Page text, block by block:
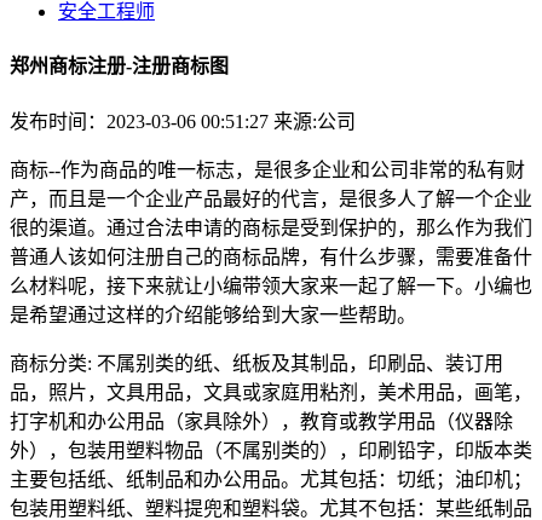
安全工程师
郑州商标注册-注册商标图
发布时间：2023-03-06 00:51:27 来源:公司
商标--作为商品的唯一标志，是很多企业和公司非常的私有财
产，而且是一个企业产品最好的代言，是很多人了解一个企业
很的渠道。通过合法申请的商标是受到保护的，那么作为我们
普通人该如何注册自己的商标品牌，有什么步骤，需要准备什
么材料呢，接下来就让小编带领大家来一起了解一下。小编也
是希望通过这样的介绍能够给到大家一些帮助。
商标分类: 不属别类的纸、纸板及其制品，印刷品、装订用
品，照片，文具用品，文具或家庭用粘剂，美术用品，画笔，
打字机和办公用品（家具除外），教育或教学用品（仪器除
外），包装用塑料物品（不属别类的），印刷铅字，印版本类
主要包括纸、纸制品和办公用品。尤其包括：切纸；油印机；
包装用塑料纸、塑料提兜和塑料袋。尤其不包括：某些纸制品